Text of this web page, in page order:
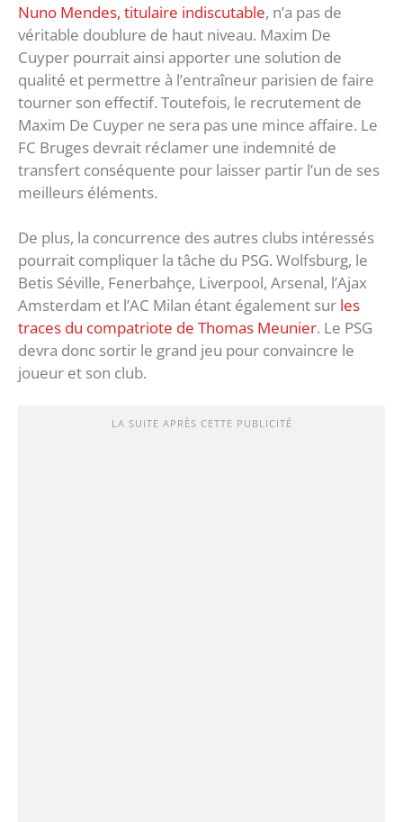
Nuno Mendes, titulaire indiscutable, n’a pas de
véritable doublure de haut niveau. Maxim De
Cuyper pourrait ainsi apporter une solution de
qualité et permettre à l’entraîneur parisien de faire
tourner son effectif. Toutefois, le recrutement de
Maxim De Cuyper ne sera pas une mince affaire. Le
FC Bruges devrait réclamer une indemnité de
transfert conséquente pour laisser partir l’un de ses
meilleurs éléments.
De plus, la concurrence des autres clubs intéressés
pourrait compliquer la tâche du PSG. Wolfsburg, le
Betis Séville, Fenerbahçe, Liverpool, Arsenal, l’Ajax
Amsterdam et l’AC Milan étant également sur les
traces du compatriote de Thomas Meunier. Le PSG
devra donc sortir le grand jeu pour convaincre le
joueur et son club.
LA SUITE APRÈS CETTE PUBLICITÉ